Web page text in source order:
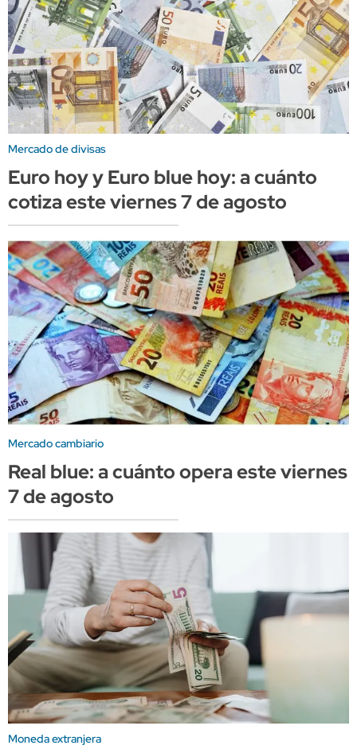
Mercado de divisas
Euro hoy y Euro blue hoy: a cuánto
cotiza este viernes 7 de agosto
Mercado cambiario
Real blue: a cuánto opera este viernes
7 de agosto
Moneda extranjera